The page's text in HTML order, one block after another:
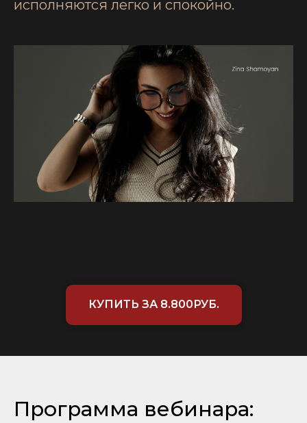
исполняются легко и спокойно.
КУПИТЬ ЗА 8.800РУБ.
Программа вебинара: